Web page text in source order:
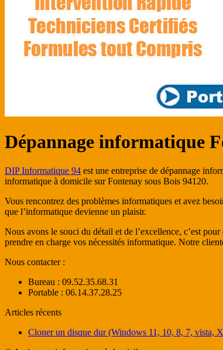
Dépannage informatique
DIP Informatique 94 est une entreprise de dépannage
informatique à domicile sur Fontenay sous Bois 94120.
Vous rencontrez des problèmes informatiques et avez
que l’informatique devienne un plaisir.
Nous avons le souci du détail et de l’excellence, c’est
prendre en charge vos nécessités informatique. Notre
Nous contacter :
Bureau : 09.52.35.68.31
Portable : 06.14.37.28.25
Articles récents
Cloner un disque dur (Windows 11, 10, 8, 7, vista,